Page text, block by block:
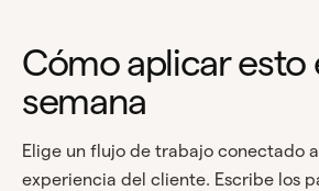
Cómo aplicar esto
semana
Elige un flujo de trabajo conectado
experiencia del cliente. Escribe los